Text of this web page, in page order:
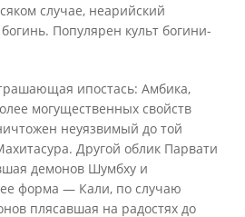
случае, неарийский
Популярен культ богини-
ипостась: Амбика,
могущественных свойств
неуязвимый до той
Другой облик Парвати
демонов Шумбху и
форма — Кали, по случаю
плясавшая на радостях до